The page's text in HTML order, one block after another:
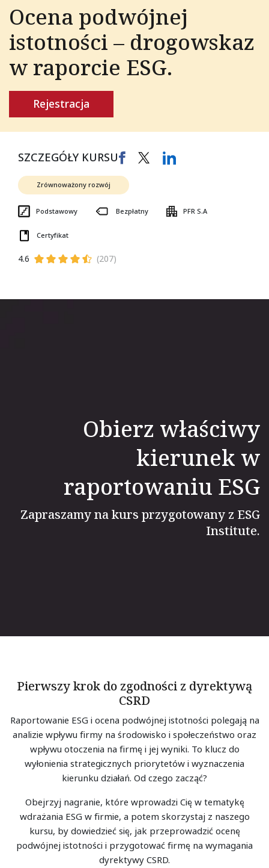
Ocena podwójnej
istotności – drogowskaz
w raporcie ESG.
Rejestracja
SZCZEGÓŁY KURSU
Zrównoważony rozwój
Podstawowy Bezpłatny PFR S.A
Certyfikat
4.6 (207)
Obierz właściwy
kierunek w
raportowaniu ESG
Zapraszamy na kurs przygotowany z ESG
Institute.
Pierwszy krok do zgodności z dyrektywą
CSRD
Raportowanie ESG i ocena podwójnej istotności polegają na
analizie wpływu firmy na środowisko i społeczeństwo oraz
wpływu otoczenia na firmę i jej wyniki. To klucz do
wyłonienia strategicznych priorytetów i wyznaczenia
kierunku działań. Od czego zacząć?
Obejrzyj nagranie, które wprowadzi Cię w tematykę
wdrażania ESG w firmie, a potem skorzystaj z naszego
kursu, by dowiedzieć się, jak przeprowadzić ocenę
podwójnej istotności i przygotować firmę na wymagania
dyrektywy CSRD.